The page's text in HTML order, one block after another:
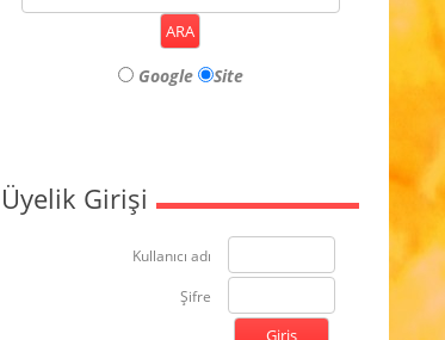
Google Site
Üyelik Girişi
Kullanıcı adı
Şifre